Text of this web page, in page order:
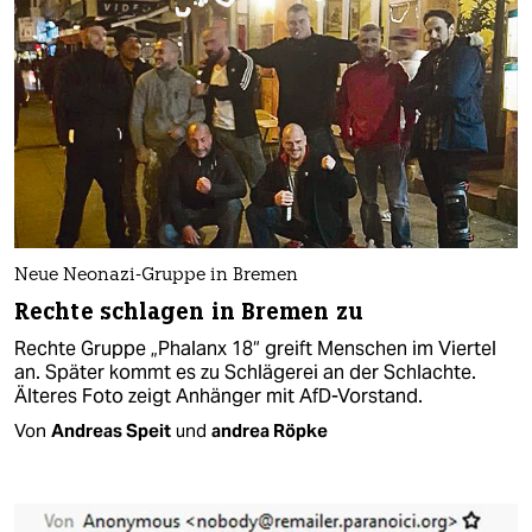
Neue Neonazi-Gruppe in Bremen
Rechte schlagen in Bremen zu
Rechte Gruppe „Phalanx 18“ greift Menschen im Viertel
an. Später kommt es zu Schlägerei an der Schlachte.
Älteres Foto zeigt Anhänger mit AfD-Vorstand.
Von Andreas Speit und andrea Röpke